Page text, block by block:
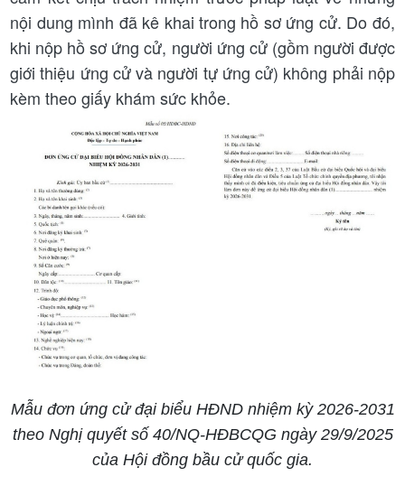
nội dung mình đã kê khai trong hồ sơ ứng cử. Do đó,
khi nộp hồ sơ ứng cử, người ứng cử (gồm người được
giới thiệu ứng cử và người tự ứng cử) không phải nộp
kèm theo giấy khám sức khỏe.
Mẫu đơn ứng cử đại biểu HĐND nhiệm kỳ 2026-2031
theo Nghị quyết số 40/NQ-HĐBCQG ngày 29/9/2025
của Hội đồng bầu cử quốc gia.